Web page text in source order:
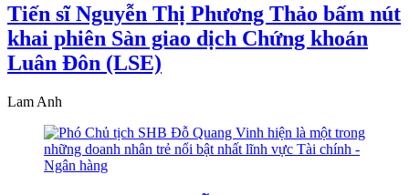
Tiến sĩ Nguyễn Thị Phương Thảo bấm nút
khai phiên Sàn giao dịch Chứng khoán
Luân Đôn (LSE)
Lam Anh